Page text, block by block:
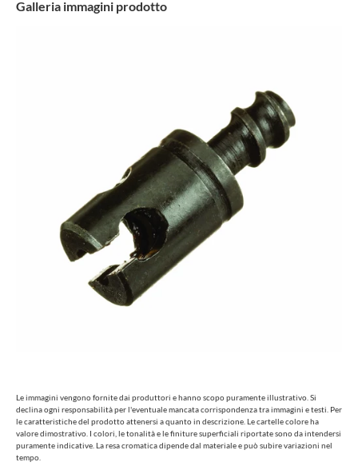
Galleria immagini prodotto
Le immagini vengono fornite dai produttori e hanno scopo puramente illustrativo. Si
declina ogni responsabilità per l'eventuale mancata corrispondenza tra immagini e testi. Per
le caratteristiche del prodotto attenersi a quanto in descrizione. Le cartelle colore ha
valore dimostrativo. I colori, le tonalità e le finiture superficiali riportate sono da intendersi
puramente indicative. La resa cromatica dipende dal materiale e può subire variazioni nel
tempo.